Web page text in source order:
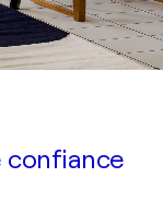
confiance